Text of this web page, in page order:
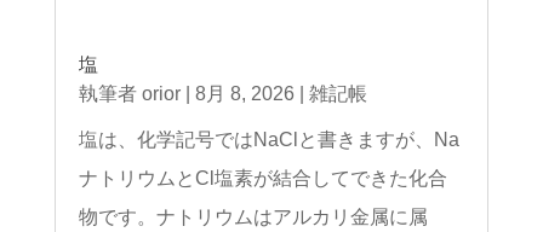
塩
執筆者 orior| 8月 8, 2026 雑記帳
塩は、化学記号ではNaClと書きますが、Na
ナトリウムとCl塩素が結合してできた化合
物です。ナトリウムはアルカリ金属に属